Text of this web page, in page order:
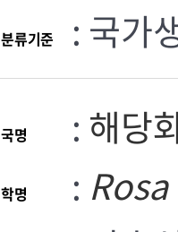
분류기준 : 국가
국명 : 해당
학명 : Rosa